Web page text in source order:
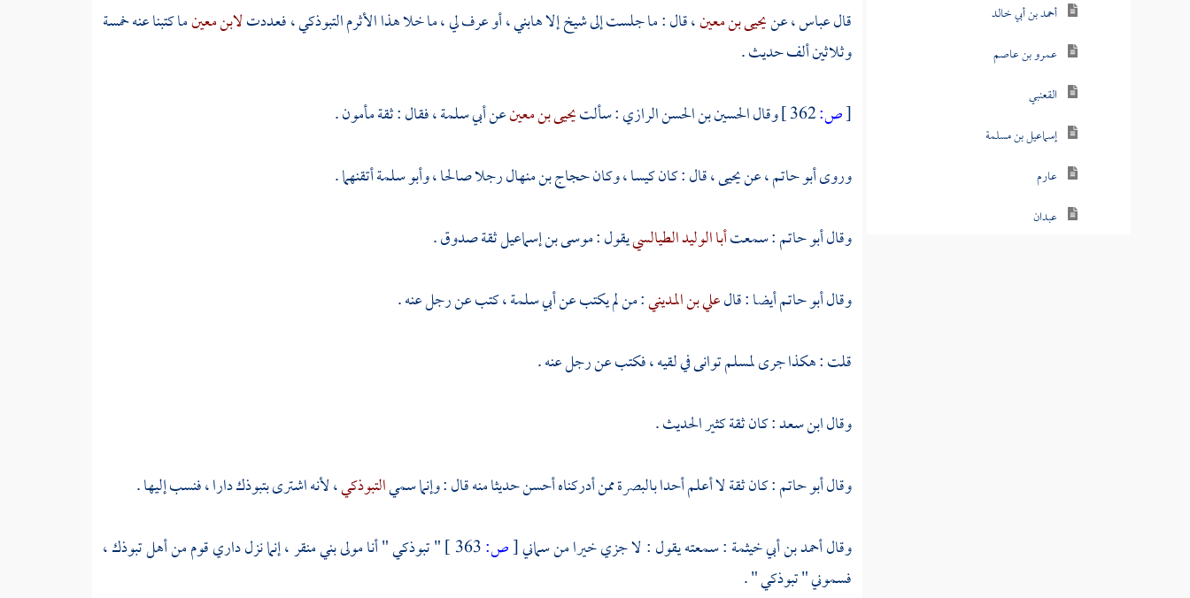
أحمد بن أبي خالد
عمرو بن عاصم
القعنبي
إسماعيل بن مسلمة
عارم
عبدان
قالعباس، عنيحيى بن معين، قال : ما جلست إلى شيخ إلا هابني ، أو عرف لي ، ما خلا هذاالأثرم التبوذكي، فعددتلابن معينما كتبنا عنه خمسة
وثلاثين ألف حديث .
[ص: وقالالحسين بن الحسن الرازي: سألتيحيى بن معينعنأبي سلمة، فقال : ثقة مأمون .
وروىأبو حاتم، عنيحيى، قال : كان كيسا ، وكانحجاج بن منهالرجلا صالحا ،وأبو سلمةأتقنهما .
وقالأبو حاتم: سمعتأبا الوليد الطيالسييقول :موسى بن إسماعيلثقة صدوق .
وقالأبو حاتمأيضا : قالعلي بن المديني: من لم يكتب عنأبي سلمة، كتب عن رجل عنه .
قلت : هكذا جرىلمسلمتوانى في لقيه ، فكتب عن رجل عنه .
وقالابن سعد: كان ثقة كثير الحديث .
وقالأبو حاتم: كان ثقة لا أعلم أحدابالبصرةممن أدركناه أحسن حديثا منه قال : وإنما سميالتبوذكي، لأنه اشترىبتبوذكدارا ، فنسب إليها .
وقالأحمد بن أبي خيثمة: سمعته يقول : لا جزي خيرا من سماني[ص: " تبوذكي " أنا مولىبني منقر، إنما نزل داري قوم منأهلتبوذك،
فسموني " تبوذكي " .